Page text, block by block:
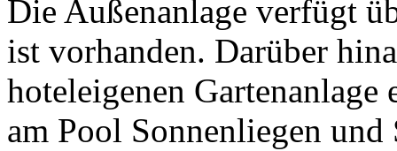
Die Außenanlage verfügt
ist vorhanden. Darüber
hoteleigenen Gartenanlage
am Pool Sonnenliegen